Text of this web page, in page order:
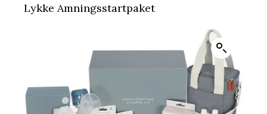
Lykke Amningsstartpaket